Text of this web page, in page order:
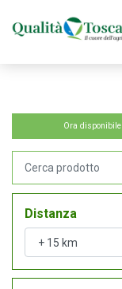
Ora disponibile
Distanza